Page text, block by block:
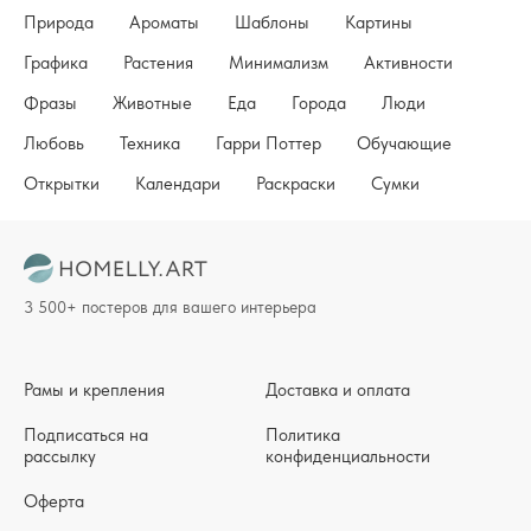
Природа
Ароматы Шаблоны
Картины
Графика
Растения Минимализм
Активности
Фразы
Животные Еда Города
Люди
Любовь
Техника Гарри Поттер
Обучающие
Открытки
Календари Раскраски Сумки
Рамы и крепления
Подписаться на
рассылку
Оферта
Доставка и оплата
Политика
конфиденциальности
3 500+ постеров для вашего интерьера